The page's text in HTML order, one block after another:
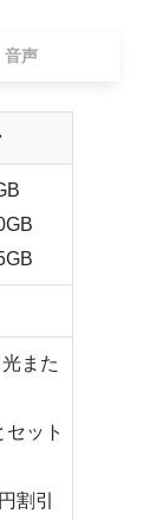
音声
また
セット
割引